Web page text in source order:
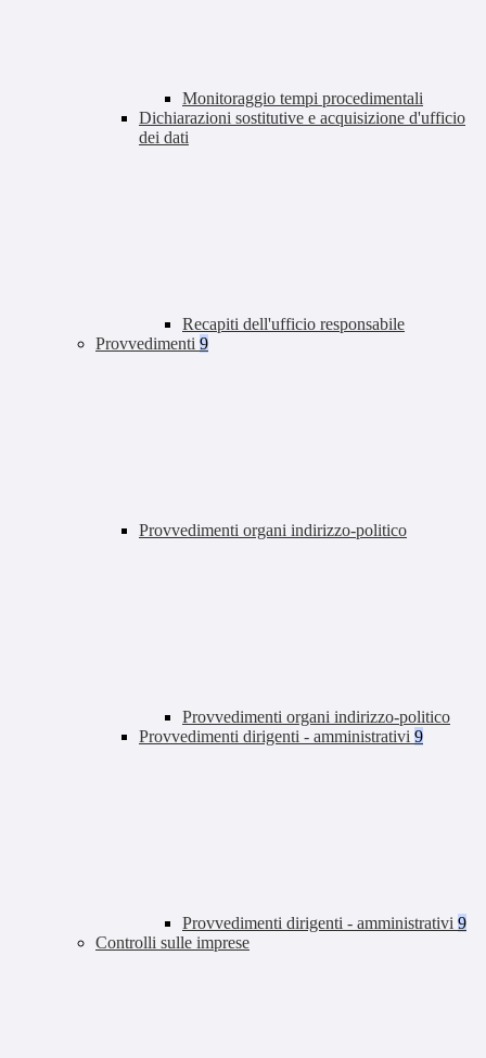
Monitoraggio tempi procedimentali
Dichiarazioni sostitutive e acquisizione d'ufficio
dei dati
Recapiti dell'ufficio responsabile
Provvedimenti 9
Provvedimenti organi indirizzo-politico
Provvedimenti organi indirizzo-politico
Provvedimenti dirigenti - amministrativi 9
Provvedimenti dirigenti - amministrativi 9
Controlli sulle imprese